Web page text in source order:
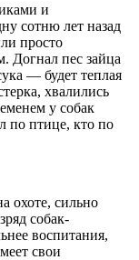
и
сотню лет назад
просто
Догнал пес зайца
— будет теплая
хвалились
у собак
по птице, кто по
охоте, сильно
собак-
воспитания,
свои